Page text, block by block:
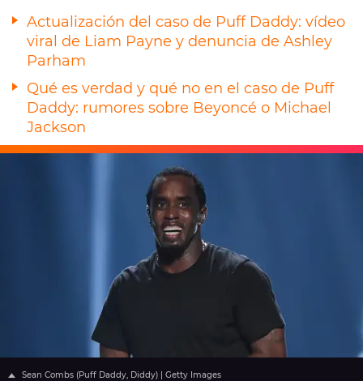
Actualización del caso de Puff Daddy: vídeo
viral de Liam Payne y denuncia de Ashley
Parham
Qué es verdad y qué no en el caso de Puff
Daddy: rumores sobre Beyoncé o Michael
Jackson
Sean Combs (Puff Daddy, Diddy) | Getty Images